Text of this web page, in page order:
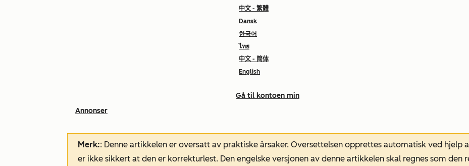
中文 - 繁體
Dansk
한국어
ไทย
中文 - 简体
English
Gå til kontoen min
Annonser
Merk:: Denne artikkelen er oversatt av praktiske årsaker. Oversettelsen opprettes automatisk ved
er ikke sikkert at den er korrekturlest. Den engelske versjonen av denne artikkelen skal regnes som den